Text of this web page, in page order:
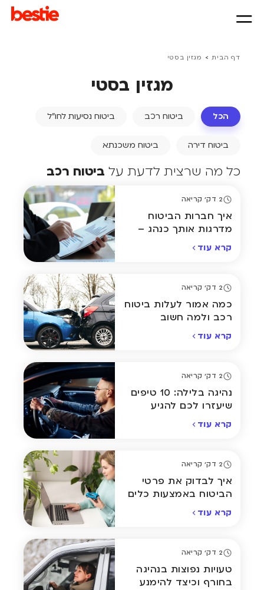
דף הבית > מגזין בסטי
מגזין בסטי
הכל ביטוח רכב ביטוח נסיעות לחו״ל
ביטוח דירה ביטוח משכנתא
כל מה שרצית לדעת על ביטוח רכב
2 דק' קריאה
איך חברות הביטוח
מדרגות אותך כנהג –
קרא עוד
2 דק' קריאה
כמה אמור לעלות ביטוח
רכב ולמה חשוב
קרא עוד
2 דק' קריאה
נהיגה בלילה: 10 טיפים
שיעזרו לכם להגיע
קרא עוד
2 דק' קריאה
איך לבדוק את פרטי
הביטוח באמצעות כלים
קרא עוד
2 דק' קריאה
טעויות נפוצות בנהיגה
בחורף וכיצד להימנע